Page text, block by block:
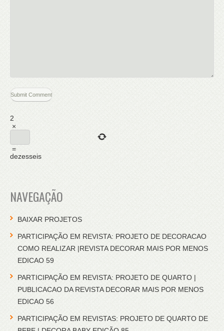
2
×
=
dezesseis
NAVEGAÇÃO
BAIXAR PROJETOS
PARTICIPAÇÃO EM REVISTA: PROJETO DE DECORACAO
COMO REALIZAR |REVISTA DECORAR MAIS POR MENOS
EDICAO 59
PARTICIPAÇÃO EM REVISTA: PROJETO DE QUARTO |
PUBLICACAO DA REVISTA DECORAR MAIS POR MENOS
EDICAO 56
PARTICIPAÇÃO EM REVISTAS: PROJETO DE QUARTO DE